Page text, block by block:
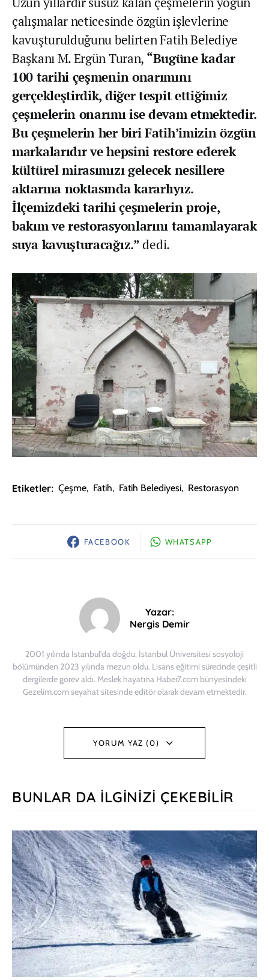
çalışmalar neticesinde özgün işlevlerine
kavuşturulduğunu belirten Fatih Belediye
Başkanı M. Ergün Turan, “Bugüne kadar
100 tarihi çeşmenin onarımını
gerçekleştirdik, diğer tespit ettiğimiz
çeşmelerin onarımı ise devam etmektedir.
Bu çeşmelerin her biri Fatih’imizin özgün
markalarıdır ve hepsini restore ederek
kültürel mirasımızı gelecek nesillere
aktarma noktasında kararlıyız.
İlçemizdeki tarihi çeşmelerin proje,
bakım ve restorasyonlarını tamamlayarak
suya kavuşturacağız.”dedi.
Etiketler: Çeşme, Fatih, Fatih Belediyesi, Restorasyon
FACEBOOK WHATSAPP
Yazar:
Nergis Demir
2001 yılında İstanbul’da doğdu. İstanbul Üniversitesi sosyoloji
bölümünden 2023 yılında mezun oldu. Lisans eğitimi sürecinde çeşitli
dergilerde görev aldı. Meslek hayatına Haber7.com bünyesindeki
Gezelim.com seyahat sitesinde editör olarak devam etmektedir.
YORUM YAZ (0)
BUNLAR DA İLGINIZI ÇEKEBILIR